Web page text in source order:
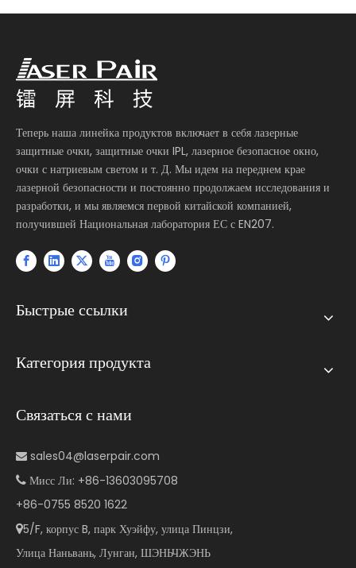
Теперь наша линейка продуктов включает в себя лазерные
защитные очки, защитные очки IPL, лазерное безопасное окно,
очки с натриевым светом и т. Д. Мы идем на переднем крае
лазерной безопасности и постоянно продолжаем исследования и
разработки, и мы являемся первой китайской компанией,
получившей Национальная лаборатория ЕС с EN207.
Быстрые ссылки
Категория продукта
Связаться с нами
 sales04@laserpair.com
 Мисс Ли: +86-13603095708
+86-0755 8520 1622
5/F, корпус B, парк Хуэйфу, улица Пинцзи,
Улица Наньвань, Лунган, ШЭНЬЧЖЭНЬ